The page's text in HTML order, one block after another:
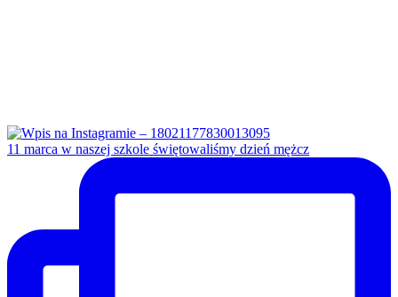
11 marca w naszej szkole świętowaliśmy dzień mężcz